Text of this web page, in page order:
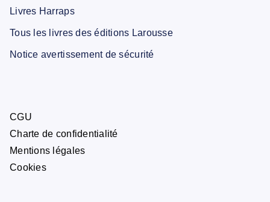
Livres Harraps
Tous les livres des éditions Larousse
Notice avertissement de sécurité
CGU
Charte de confidentialité
Mentions légales
Cookies